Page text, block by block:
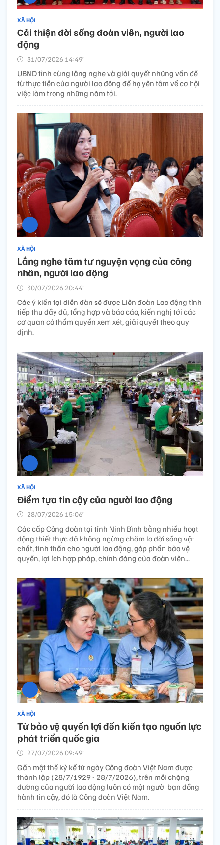
XÃ HỘI
Cải thiện đời sống đoàn viên, người lao
động
31/07/2026 14:49’
UBND tỉnh cùng lắng nghe và giải quyết những vấn đề
từ thực tiễn của người lao động để họ yên tâm về cơ hội
việc làm trong những năm tới.
XÃ HỘI
Lắng nghe tâm tư nguyện vọng của công
nhân, người lao động
30/07/2026 20:44’
Các ý kiến tại diễn đàn sẽ được Liên đoàn Lao động tỉnh
tiếp thu đầy đủ, tổng hợp và báo cáo, kiến nghị tới các
cơ quan có thẩm quyền xem xét, giải quyết theo quy
định.
XÃ HỘI
Điểm tựa tin cậy của người lao động
28/07/2026 15:06’
Các cấp Công đoàn tại tỉnh Ninh Bình bằng nhiều hoạt
động thiết thực đã không ngừng chăm lo đời sống vật
chất, tinh thần cho người lao động, góp phần bảo vệ
quyền, lợi ích hợp pháp, chính đáng của đoàn viên...
XÃ HỘI
Từ bảo vệ quyền lợi đến kiến tạo nguồn lực
phát triển quốc gia
27/07/2026 09:49’
Gần một thế kỷ kể từ ngày Công đoàn Việt Nam được
thành lập (28/7/1929 - 28/7/2026), trên mỗi chặng
đường của người lao động luôn có một người bạn đồng
hành tin cậy, đó là Công đoàn Việt Nam.